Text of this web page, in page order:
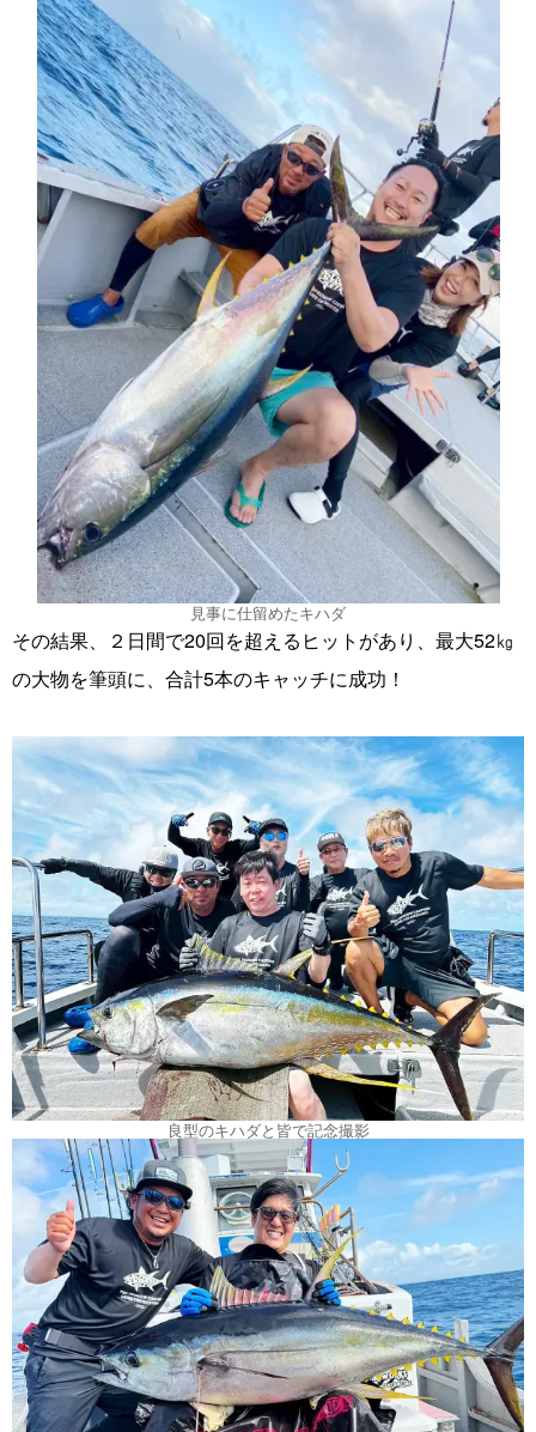
見事に仕留めたキハダ
その結果、２日間で20回を超えるヒットがあり、最大52㎏
の大物を筆頭に、合計5本のキャッチに成功！
良型のキハダと皆で記念撮影